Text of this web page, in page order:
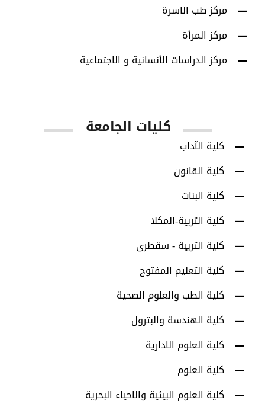
مركز طب الاسرة
مركز المرأة
مركز الدراسات الأنسانية و الاجتماعية
كليات الجامعة
كلية الآداب
كلية القانون
كلية البنات
كلية التربية-المكلا
كلية التربية - سقطرى
كلية التعليم المفتوح
كلية الطب والعلوم الصحية
كلية الهندسة والبترول
كلية العلوم الادارية
كلية العلوم
كلية العلوم البيئية والاحياء البحرية